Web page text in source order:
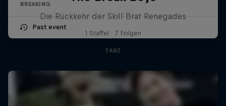
BREAKING
Past event
Die Rückkehr der Skill Brat Renegades
1 Staffel · 7 Folgen
TANZ